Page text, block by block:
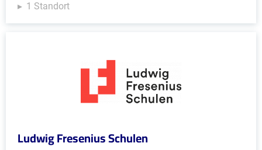
1 Standort
Ludwig Fresenius Schulen